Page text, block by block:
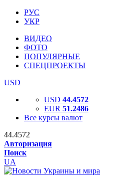
РУС
УКР
ВИДЕО
ФОТО
ПОПУЛЯРНЫЕ
СПЕЦПРОЕКТЫ
USD
USD 44.4572
EUR 51.2486
Все курсы валют
44.4572
Авторизация
Поиск
UA